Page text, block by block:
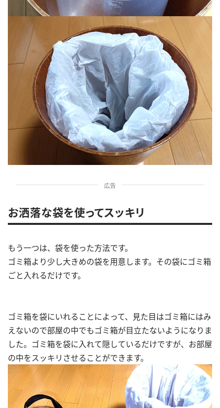
広告
お洒落な袋を使ってスッキリ
もう一つは、袋を使った方法です。
ゴミ箱より少し大きめの袋を用意します。その袋にゴミ箱
ごと入れるだけです。
ゴミ箱を袋にいれることによって、見た目はゴミ箱にはみ
えないので部屋の中でもゴミ箱が目立たないようになりま
した。ゴミ箱を袋に入れて隠しているだけですが、お部屋
の中をスッキリさせることができます。